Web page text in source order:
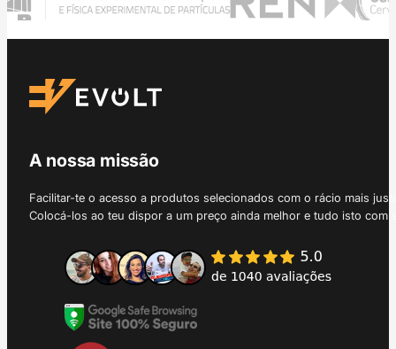
A nossa missão
Facilitar-te o acesso a produtos selecionados com o rácio mais
Colocá-los ao teu dispor a um preço ainda melhor e tudo isto